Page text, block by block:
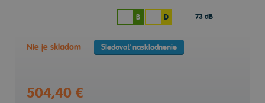
B D 73 dB
Nie je skladom Sledovať naskladnenie
504,40 €